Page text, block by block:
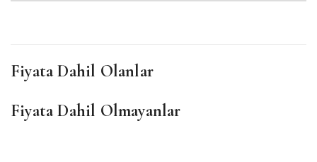
Fiyata Dahil Olanlar
Fiyata Dahil Olmayanlar